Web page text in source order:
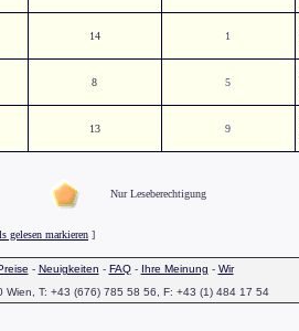
14 1
8 5
13 9
Nur Leseberechtigung
gelesen markieren ]
- Neuigkeiten - FAQ- Ihre Meinung - Wir
T: +43 (676) 785 58 56, F: +43 (1) 484 17 54